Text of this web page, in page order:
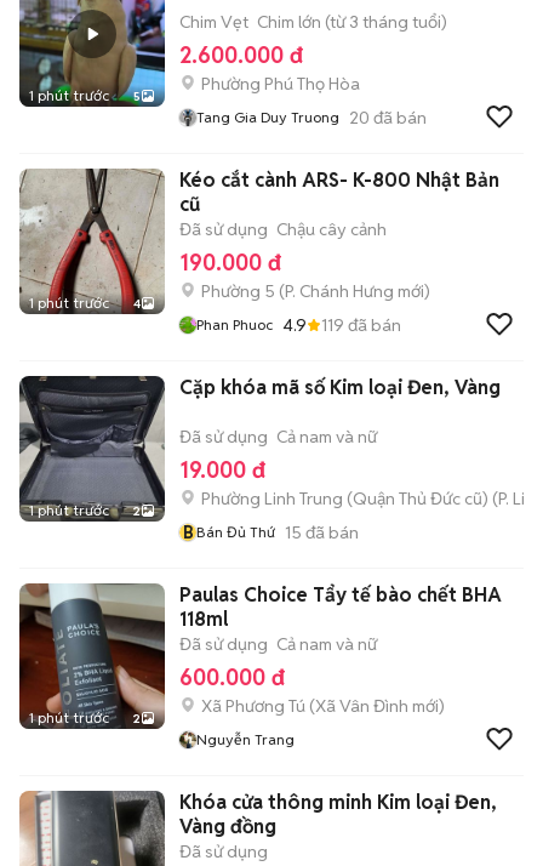
1 phút trước 5
Chim Vẹt Chim lớn (từ 3 tháng tuổi)
2.600.000 đ
Phường Phú Thọ Hòa
Tang Gia Duy Truong 20 đã bán
1 phút trước 4
Kéo cắt cành ARS- K-800 Nhật Bản
cũ
Đã sử dụng Chậu cây cảnh
190.000 đ
Phường 5 (P. Chánh Hưng mới)
Phan Phuoc 4.9 119 đã bán
1 phút trước 2
Cặp khóa mã số Kim loại Đen, Vàng
Đã sử dụng Cả nam và nữ
19.000 đ
Phường Linh Trung (Quận Thủ Đức cũ) (P.
BBán Đủ Thứ 15 đã bán
1 phút trước 2
Paulas Choice Tẩy tế bào chết BHA
118ml
Đã sử dụng Cả nam và nữ
600.000 đ
Xã Phương Tú (Xã Vân Đình mới)
Nguyễn Trang
Khóa cửa thông minh Kim loại Đen,
Vàng đồng
Đã sử dụng